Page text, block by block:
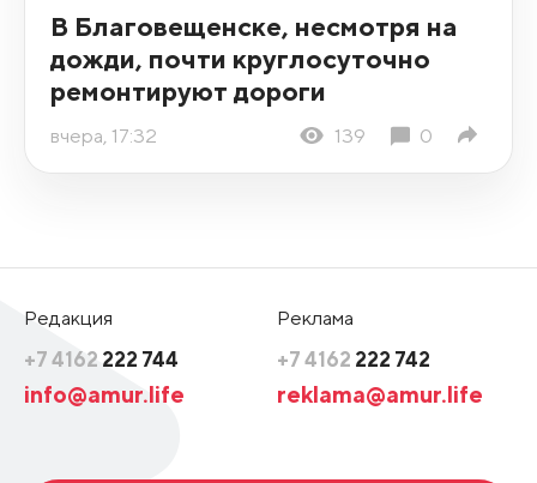
В Благовещенске, несмотря на
дожди, почти круглосуточно
ремонтируют дороги
вчера, 17:32 139 0
Редакция
+7 4162 222 744
info@amur.life
Реклама
+7 4162 222 742
reklama@amur.life